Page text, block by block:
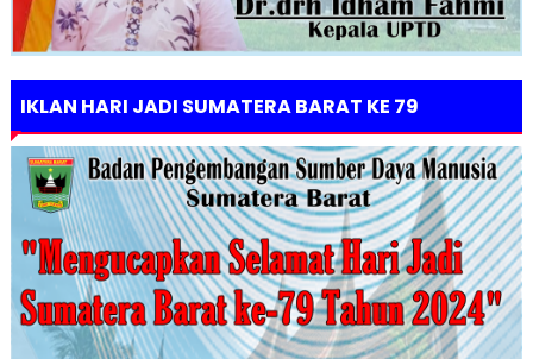
IKLAN HARI JADI SUMATERA BARAT KE 79